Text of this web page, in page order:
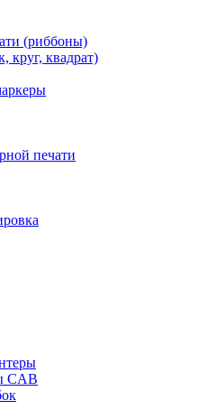
(риббоны)
круг, квадрат)
печати
CAB